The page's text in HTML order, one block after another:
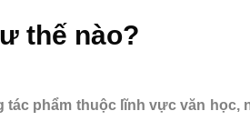
thế nào?
phẩm thuộc lĩnh vực văn học,